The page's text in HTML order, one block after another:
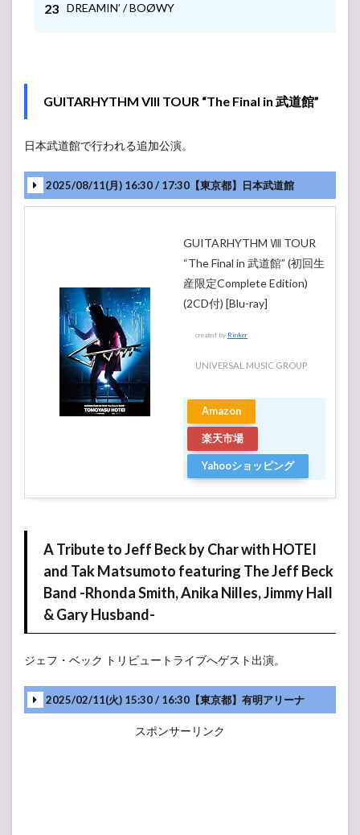
DREAMIN’ / BOØWY
GUITARHYTHM VIII TOUR “The Final in 武道館”
日本武道館で行われる追加公演。
2025/08/11(月) 16:30 / 17:30【東京都】日本武道館
LEGEND OF FUTURE
-アンコール-
GUITARHYTHM Ⅷ TOUR
“The Final in 武道館” (初回生
産限定Complete Edition)
(2CD付) [Blu-ray]
created by Rinker
UNIVERSAL MUSIC GROUP
Amazon
楽天市場
Yahooショッピング
A Tribute to Jeff Beck by Char with HOTEI
and Tak Matsumoto featuring The Jeff Beck
Band -Rhonda Smith, Anika Nilles, Jimmy Hall
& Gary Husband-
ジェフ・ベック トリビュートライブへゲスト出演。
2025/02/11(火) 15:30 / 16:30【東京都】有明アリーナ
スポンサーリンク